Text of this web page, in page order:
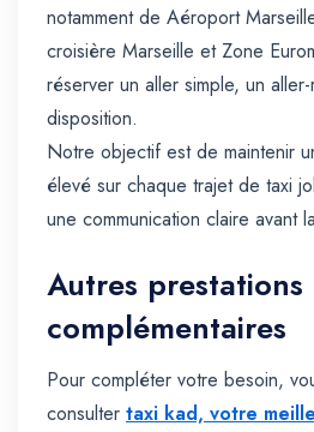
notamment de Aéroport
croisière Marseille et Zone
réserver un aller simple, un
disposition.
Notre objectif est de maintenir
élevé sur chaque trajet de taxi
une communication claire avant
Autres prestations
complémentaires
Pour compléter votre besoin,
consulter taxi kad, votre